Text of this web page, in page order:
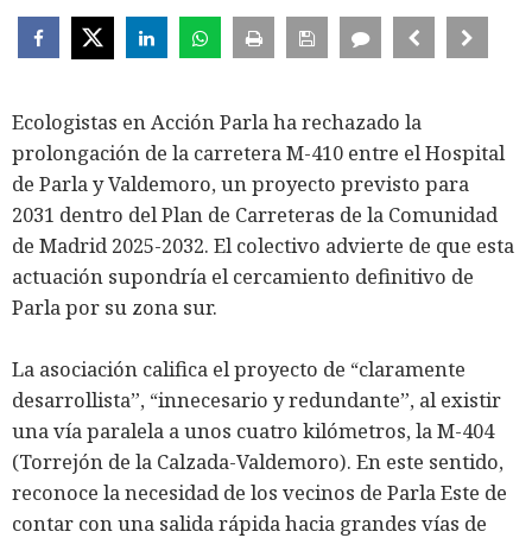
Ecologistas en Acción Parla ha rechazado la
prolongación de la carretera M-410 entre el Hospital
de Parla y Valdemoro, un proyecto previsto para
2031 dentro del Plan de Carreteras de la Comunidad
de Madrid 2025-2032. El colectivo advierte de que esta
actuación supondría el cercamiento definitivo de
Parla por su zona sur.
La asociación califica el proyecto de “claramente
desarrollista”, “innecesario y redundante”, al existir
una vía paralela a unos cuatro kilómetros, la M-404
(Torrejón de la Calzada-Valdemoro). En este sentido,
reconoce la necesidad de los vecinos de Parla Este de
contar con una salida rápida hacia grandes vías de